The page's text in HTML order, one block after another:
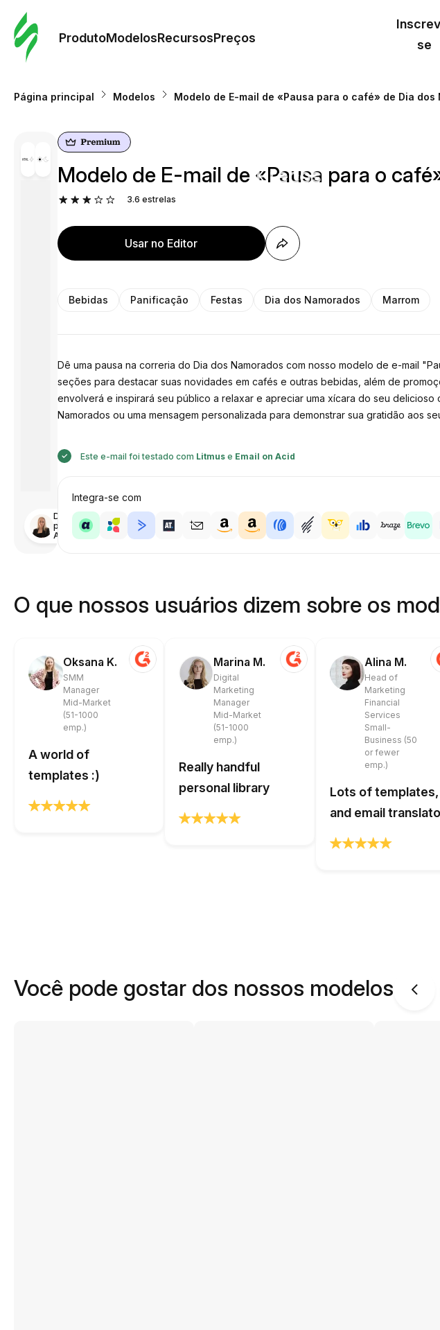
ProdutoModelosRecursosPreços
Preços
se
Página principal Modelos Modelo de E-mail de «Pausa para o café» de Dia
Desenhado
por
Anastasiia
Modelo de E-mail de «Pausa para o
3.6 estrelas
Usar no Editor
Bebidas Panificação Festas Dia dos Namorados Marrom
Dê uma pausa na correria do Dia dos Namorados com nosso modelo de e-mail
seções para destacar suas novidades em cafés e outras bebidas, além de
envolverá e inspirará seu público a relaxar e apreciar uma xícara do seu
Namorados ou uma mensagem personalizada para demonstrar sua gratidão aos
Este e-mail foi testado com Litmuse Email on Acid
Integra-se com
O que nossos usuários dizem sobre os
Oksana K.
SMM
Manager
Mid-Market
(51-1000
emp.)
A world of
templates :)
Marina M.
Digital
Marketing
Manager
Mid-Market
(51-1000
emp.)
Really handful
personal library
Alina M.
Head of
Marketing
Financial
Services
Small-
Business (50
or fewer
emp.)
Lots of templates,
and email
Você pode gostar dos nossos modelos